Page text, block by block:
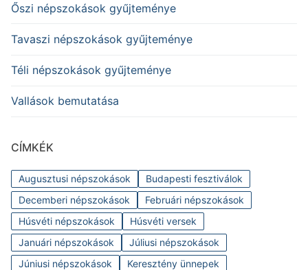
Őszi népszokások gyűjteménye
Tavaszi népszokások gyűjteménye
Téli népszokások gyűjteménye
Vallások bemutatása
CÍMKÉK
Augusztusi népszokások
Budapesti fesztiválok
Decemberi népszokások
Februári népszokások
Húsvéti népszokások
Húsvéti versek
Januári népszokások
Júliusi népszokások
Júniusi népszokások
Keresztény ünnepek